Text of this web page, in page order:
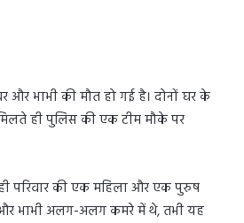
भाभी की मौत हो गई है। दोनों घर के
ही पुलिस की एक टीम मौके पर
परिवार की एक महिला और एक पुरुष
और भाभी अलग-अलग कमरे में थे, तभी यह